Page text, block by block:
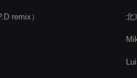
remix） 北